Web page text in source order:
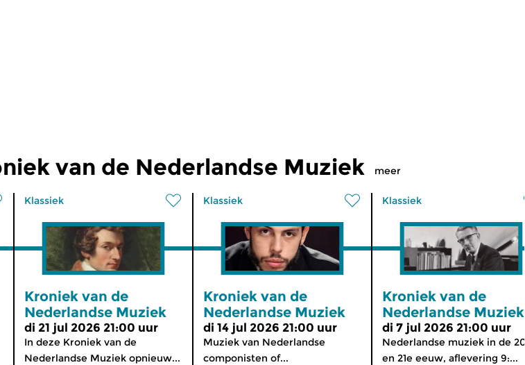
van de Nederlandse Muziek meer
Klassiek
Kroniek van de
Nederlandse Muziek
di 21 jul 2026 21:00 uur
In deze Kroniek van de
Nederlandse Muziek opnieuw...
Klassiek
Kroniek van de
Nederlandse Muziek
di 14 jul 2026 21:00 uur
Muziek van Nederlandse
componisten of...
Klassiek
Kroniek van de
Nederlandse Muziek
di 7 jul 2026 21:00 uur
Nederlandse muziek in de
en 21e eeuw, aflevering 9:...